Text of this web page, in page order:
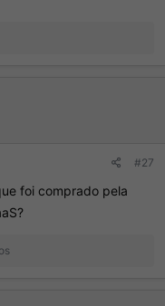
#27
foi comprado pela